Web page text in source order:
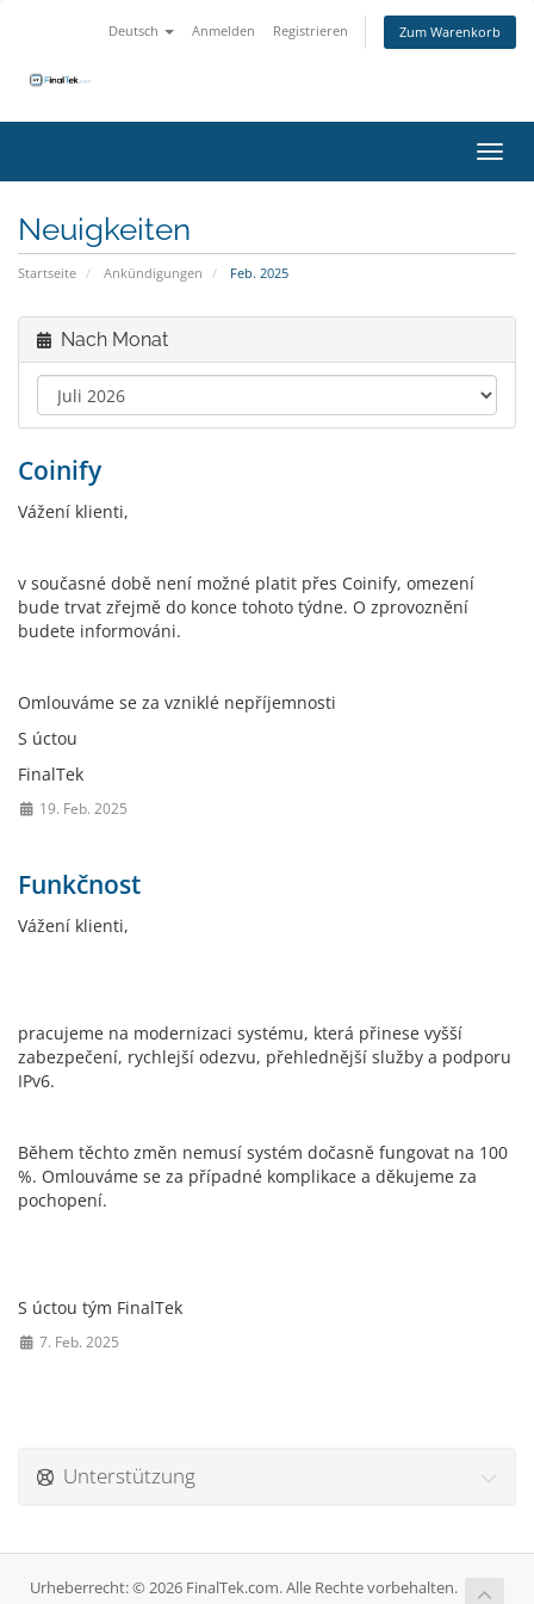
Deutsch Anmelden Registrieren Zum Warenkorb
Neuigkeiten
Startseite Ankündigungen Feb. 2025
Nach Monat
Coinify
Vážení klienti,
v současné době není možné platit přes Coinify, omezení
bude trvat zřejmě do konce tohoto týdne. O zprovoznění
budete informováni.
Omlouváme se za vzniklé nepříjemnosti
S úctou
FinalTek
19. Feb. 2025
Funkčnost
Vážení klienti,
pracujeme na modernizaci systému, která přinese vyšší
zabezpečení, rychlejší odezvu, přehlednější služby a podporu
IPv6.
Během těchto změn nemusí systém dočasně fungovat na 100
%. Omlouváme se za případné komplikace a děkujeme za
pochopení.
S úctou tým FinalTek
7. Feb. 2025
Unterstützung
Urheberrecht: © 2026 FinalTek.com. Alle Rechte vorbehalten.